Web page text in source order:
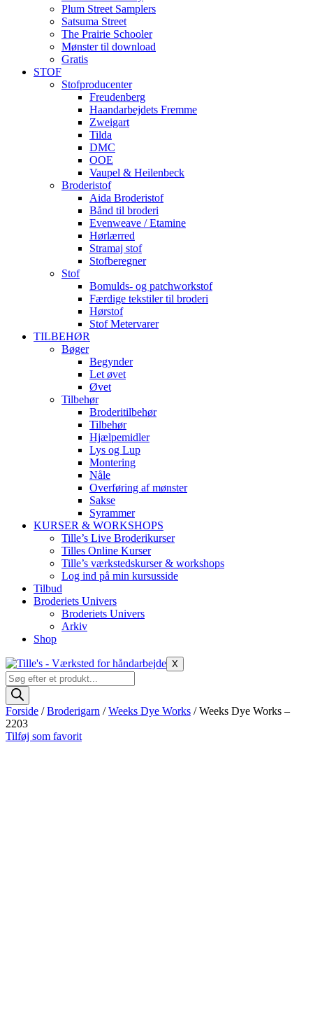
Plum Street Samplers
Satsuma Street
The Prairie Schooler
Mønster til download
Gratis
STOF
Stofproducenter
Freudenberg
Haandarbejdets Fremme
Zweigart
Tilda
DMC
OOE
Vaupel & Heilenbeck
Broderistof
Aida Broderistof
Bånd til broderi
Evenweave / Etamine
Hørlærred
Stramaj stof
Stofberegner
Stof
Bomulds- og patchworkstof
Færdige tekstiler til broderi
Hørstof
Stof Metervarer
TILBEHØR
Bøger
Begynder
Let øvet
Øvet
Tilbehør
Broderitilbehør
Tilbehør
Hjælpemidler
Lys og Lup
Montering
Nåle
Overføring af mønster
Sakse
Syrammer
KURSER & WORKSHOPS
Tille’s Live Broderikurser
Tilles Online Kurser
Tille’s værkstedskurser & workshops
Log ind på min kursusside
Tilbud
Broderiets Univers
Broderiets Univers
Arkiv
Shop
X
Products
search
Forside /Broderigarn /Weeks Dye Works / Weeks Dye Works –
2203
Tilføj som favorit